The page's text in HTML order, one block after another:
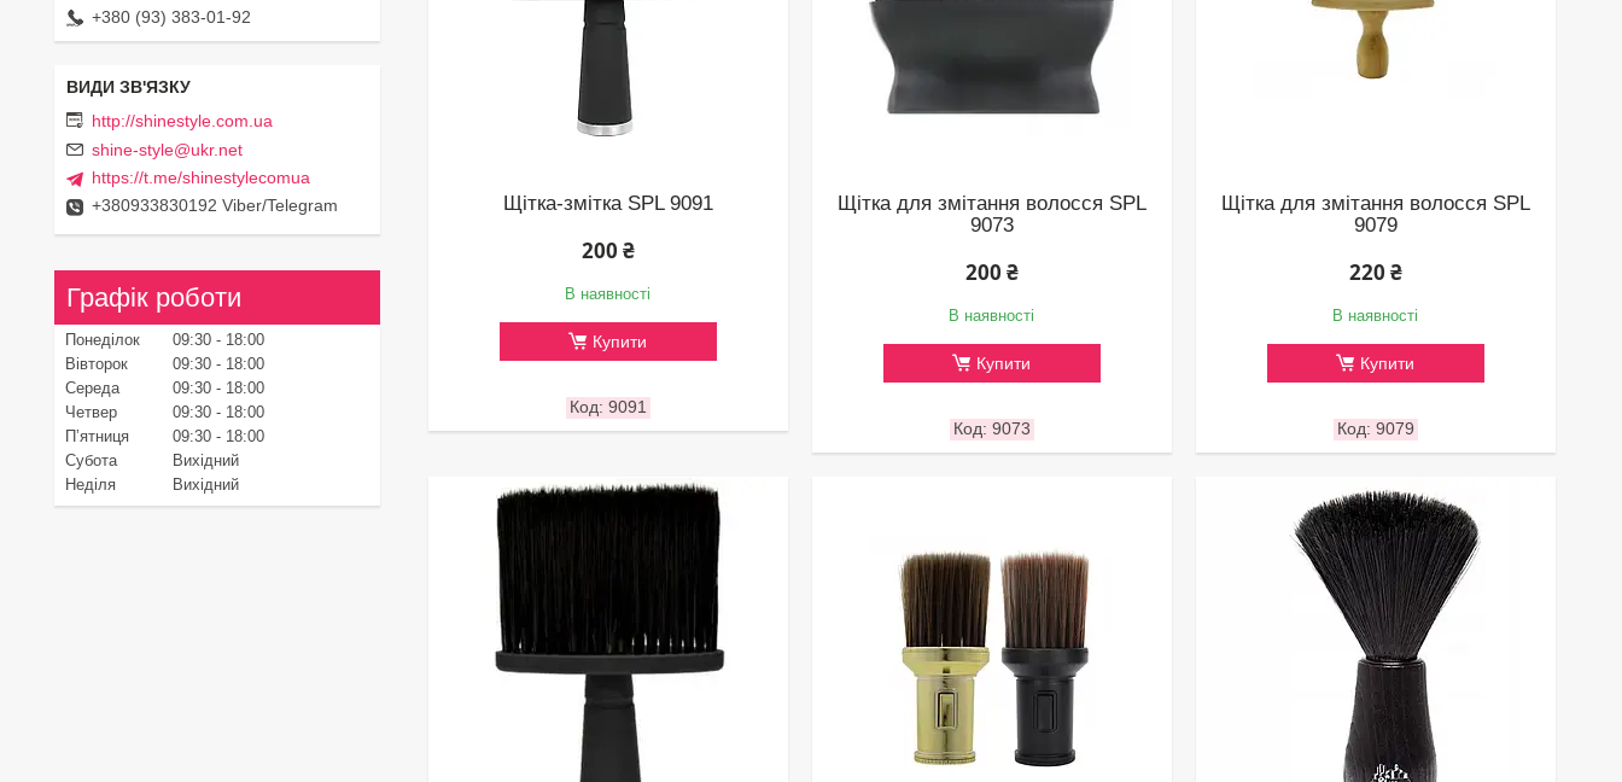
Щітка-змітка SPL 9091
200 ₴
В наявності
Купити
9091
Щітка для змітання волосся SPL
9073
200 ₴
В наявності
Купити
9073
Щітка для змітання волосся SPL
9079
220 ₴
В наявності
Купити
9079
+380 (93) 383-01-92
http://shinestyle.com.ua
shine-style@ukr.net
https://t.me/shinestylecomua
+380933830192 Viber/Telegram
Графік роботи
Понеділок 09:30
18:00
Вівторок
09:30
18:00
Середа
09:30
18:00
Четвер
09:30
18:00
Пʼятниця
09:30
18:00
Субота
Вихідний
Неділя
Вихідний